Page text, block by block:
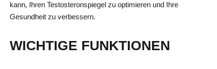
kann, Ihren Testosteronspiegel zu optimieren und Ihre
Gesundheit zu verbessern.
WICHTIGE FUNKTIONEN